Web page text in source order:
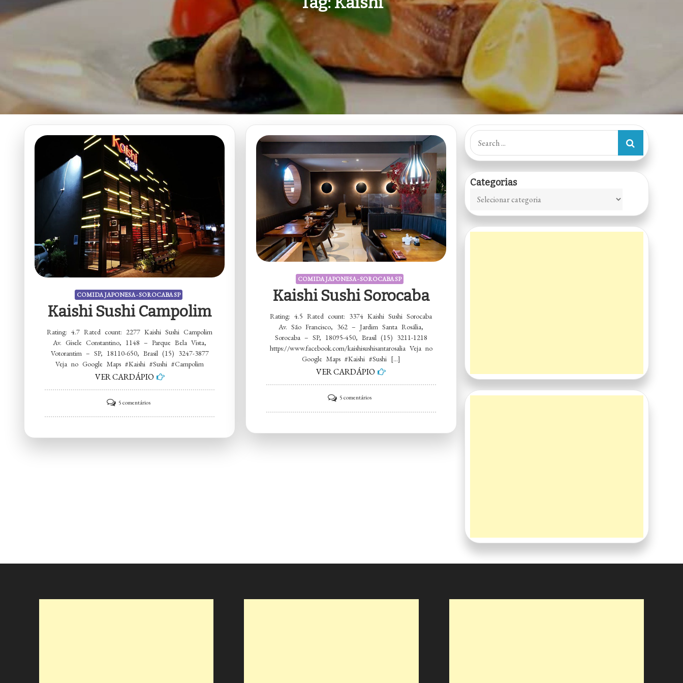
COMIDA JAPONESA - SOROCABA SP
Kaishi Sushi Campolim
Rating: 4.7 Rated count: 2277 Kaishi Sushi Campolim
Av. Gisele Constantino, 1148 – Parque Bela Vista,
Votorantim – SP, 18110-650, Brasil (15) 3247-3877
Veja no Google Maps #Kaishi #Sushi #Campolim
VER CARDÁPIO
5 comentáriosem
Kaishi
COMIDA JAPONESA - SOROCABA SP
Kaishi Sushi Sorocaba
Rating: 4.5 Rated count: 3374 Kaishi Sushi Sorocaba
Av. São Francisco, 362 – Jardim Santa Rosália,
Sorocaba – SP, 18095-450, Brasil (15) 3211-1218
https://www.facebook.com/kaishisushisantarosalia Veja no
Google Maps #Kaishi #Sushi […]
VER CARDÁPIO
5 comentáriosem
Kaishi
Search
for:
Categorias
Categorias